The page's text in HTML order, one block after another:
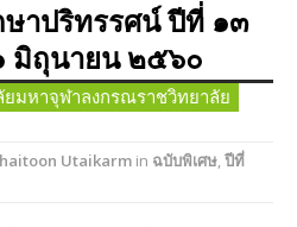
าปริทรรศน์ ปีที่ ๑๓ ฉบับพิเศษ เล่ม ๓
าปริทรรศน์ ปีที่ ๑๓ ฉบับพิเศษ เล่ม ๒
ปริทรรศน์ ใช้ระบบ ThaiJO ตั้งแต่ปีที่
ม-เมษายน ๖๒ เป็นต้นไป
าปริทรรศน์ ปีที่ ๑๓
มิถุนายน ๒๕๖๐
มหาจุฬาลงกรณราชวิทยาลัย
Utaikarm in ฉบับพิเศษ,ปีที่